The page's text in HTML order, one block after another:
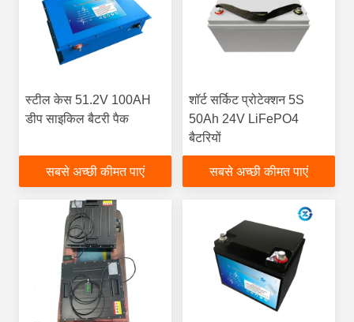
स्टील केस 51.2V 100AH ​​
डीप साइकिल बैटरी पैक
सबसे अच्छी कीमत पाएं
शॉर्ट सर्किट प्रोटेक्शन 5S
50Ah 24V LiFePO4
बैटरियों
सबसे अच्छी कीमत पाएं